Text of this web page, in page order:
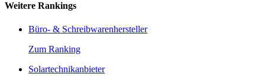
Weitere Rankings
Büro- & Schreibwarenhersteller
Zum Ranking
Solartechnikanbieter